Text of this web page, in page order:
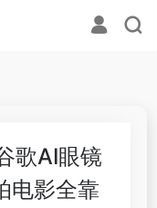
歌AI眼镜
电影全靠